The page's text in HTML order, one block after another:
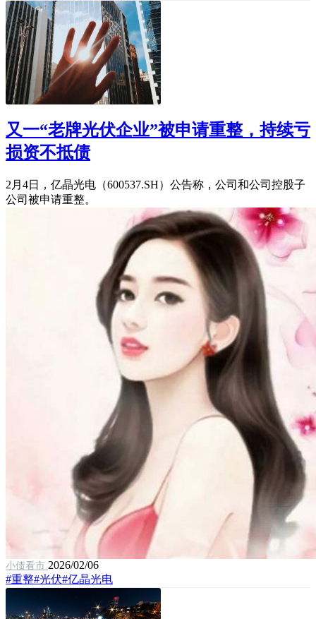
又一“老牌光伏企业”被申请重整，持续亏
损资不抵债
2月4日，亿晶光电（600537.SH）公告称，公司和公司控股子
公司被申请重整。
小债看市 2026/02/06
#重整#光伏#亿晶光电